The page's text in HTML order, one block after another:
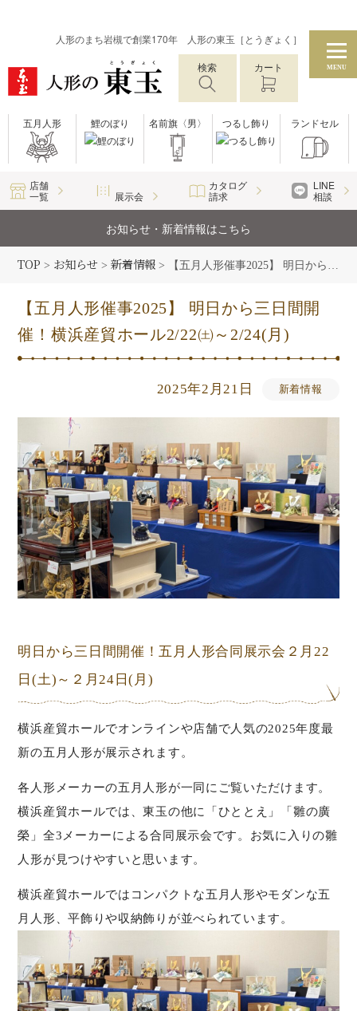
人形のまち岩槻で創業170年 人形の東玉［とうぎょく］
検索 カート MENU
五月人形 鯉のぼり 名前旗〈男〉 つるし飾り ランドセル
店舗
一覧
展示会
カタログ
請求
LINE
相談
お知らせ・新着情報はこちら
TOP > お知らせ >新着情報 > 【五月人形催事2025】 明日から三日間開催！横浜産貿ホール2/22㈯～2/24(月)
【五月人形催事2025】 明日から三日間開
催！横浜産貿ホール2/22㈯～2/24(月)
2025年2月21日 新着情報
明日から三日間開催！五月人形合同展示会２月22
日(土)～２月24日(月)
横浜産貿ホールでオンラインや店舗で人気の2025年度最
新の五月人形が展示されます。
各人形メーカーの五月人形が一同にご覧いただけます。
横浜産貿ホールでは、東玉の他に「ひととえ」「雛の廣
榮」全3メーカーによる合同展示会です。お気に入りの雛
人形が見つけやすいと思います。
横浜産貿ホールではコンパクトな五月人形やモダンな五
月人形、平飾りや収納飾りが並べられています。